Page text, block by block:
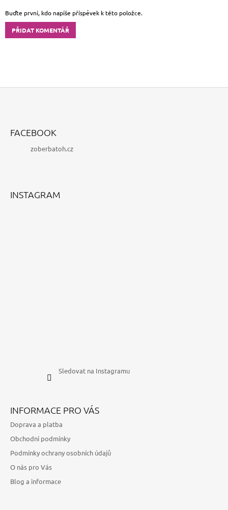
Buďte první, kdo napíše příspěvek k této položce.
PŘIDAT KOMENTÁŘ
FACEBOOK
zoberbatoh.cz
INSTAGRAM
Sledovat na Instagramu
INFORMACE PRO VÁS
Doprava a platba
Obchodní podmínky
Podmínky ochrany osobních údajů
O nás pro Vás
Blog a informace